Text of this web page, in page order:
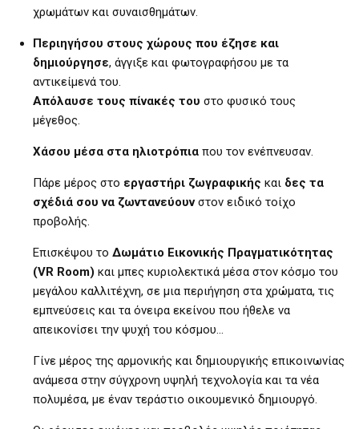
χρωμάτων και συναισθημάτων.
Περιηγήσου στους χώρους που έζησε και
δημιούργησε, άγγιξε και φωτογραφήσου με τα
αντικείμενά του.
Απόλαυσε τους πίνακές του στο φυσικό τους
μέγεθος.
Χάσου μέσα στα ηλιοτρόπιαπου τον ενέπνευσαν.
Πάρε μέρος στο εργαστήρι ζωγραφικής και δες τα
σχέδιά σου να ζωντανεύουνστον ειδικό τοίχο
προβολής.
Επισκέψου το Δωμάτιο Εικονικής Πραγματικότητας
(VR Room) και μπες κυριολεκτικά μέσα στον κόσμο του
μεγάλου καλλιτέχνη, σε μια περιήγηση στα χρώματα, τις
εμπνεύσεις και τα όνειρα εκείνου που ήθελε να
απεικονίσει την ψυχή του κόσμου…
Γίνε μέρος της αρμονικής και δημιουργικής επικοινωνίας
ανάμεσα στην σύγχρονη υψηλή τεχνολογία και τα νέα
πολυμέσα, με έναν τεράστιο οικουμενικό δημιουργό.